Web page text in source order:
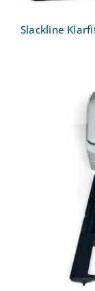
Slackline